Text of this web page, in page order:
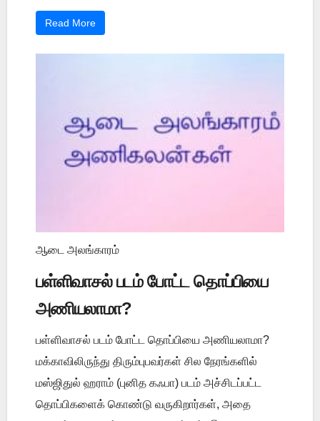
Read More
ஆடை அலங்காரம்
பள்ளிவாசல் படம் போட்ட தொப்பியை
அணியலாமா?
பள்ளிவாசல் படம் போட்ட தொப்பியை அணியலாமா?
மக்காவிலிருந்து திரும்புபவர்கள் சில நேரங்களில்
மஸ்ஜிதுல் ஹராம் (புனித கஃபா) படம் அச்சிடப்பட்ட
தொப்பிகளைக் கொண்டு வருகிறார்கள், அதை